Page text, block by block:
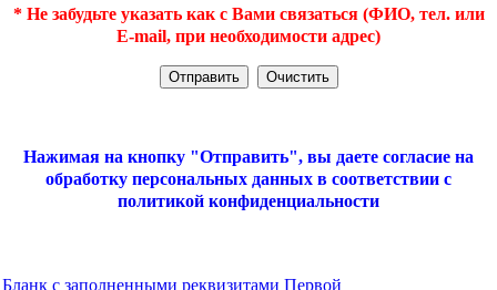
* Не забудьте указать как с Вами связаться (ФИО, тел. или
E-mail, при необходимости адрес)
Нажимая на кнопку "Отправить", вы даете согласие на
обработку персональных данных в соответствии с
политикой конфиденциальности
Бланк с заполненными реквизитами Первой